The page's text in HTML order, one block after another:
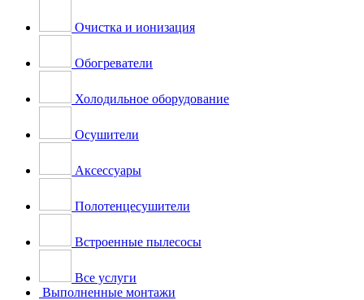
Очистка и ионизация
Обогреватели
Холодильное оборудование
Осушители
Аксессуары
Полотенцесушители
Встроенные пылесосы
Все услуги
Выполненные монтажи